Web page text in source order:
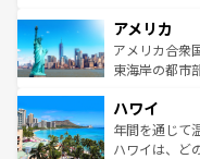
ンツ一覧を参
の建物がその
博物館もあり
ことができる
ば市内交通費無
着のスイス情
アメリカ
アメリカ合衆
東海岸の都市
のような巨大
ンメントが詰
西部には大自
ハワイ
年間を通じて
ハワイは、ど